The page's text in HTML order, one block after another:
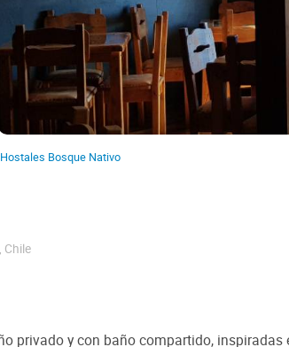
Hostales Bosque Nativo
, Chile
privado y con baño compartido, inspiradas